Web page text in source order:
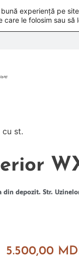
Uși
cu st.
din depozit. Str.
5.500,00
experiență pe
care le folosim sau să